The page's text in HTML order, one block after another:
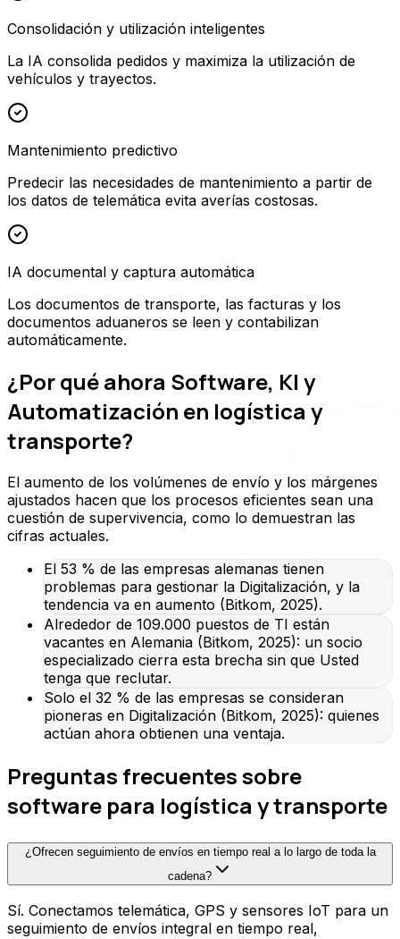
Consolidación y utilización inteligentes
La IA consolida pedidos y maximiza la utilización de
vehículos y trayectos.
Mantenimiento predictivo
Predecir las necesidades de mantenimiento a partir de
los datos de telemática evita averías costosas.
IA documental y captura automática
Los documentos de transporte, las facturas y los
documentos aduaneros se leen y contabilizan
automáticamente.
¿Por qué ahora Software, KI y
Automatización en logística y
transporte?
El aumento de los volúmenes de envío y los márgenes
ajustados hacen que los procesos eficientes sean una
cuestión de supervivencia, como lo demuestran las
cifras actuales.
El 53 % de las empresas alemanas tienen
problemas para gestionar la Digitalización, y la
tendencia va en aumento (Bitkom, 2025).
Alrededor de 109.000 puestos de TI están
vacantes en Alemania (Bitkom, 2025): un socio
especializado cierra esta brecha sin que Usted
tenga que reclutar.
Solo el 32 % de las empresas se consideran
pioneras en Digitalización (Bitkom, 2025): quienes
actúan ahora obtienen una ventaja.
Preguntas frecuentes sobre
software para logística y transporte
¿Ofrecen seguimiento de envíos en tiempo real a lo largo de toda la
cadena?
Sí. Conectamos telemática, GPS y sensores IoT para un
seguimiento de envíos integral en tiempo real,